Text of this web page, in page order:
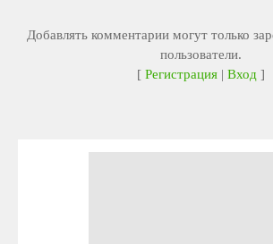
Добавлять комментарии могут только
пользователи.
[ Регистрация| Вход]